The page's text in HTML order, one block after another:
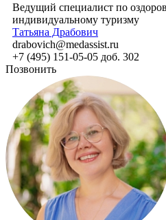
Ведущий специалист по
индивидуальному туризму
Татьяна Драбович
drabovich@medassist.ru
+7 (495) 151-05-05 доб. 302
Позвонить